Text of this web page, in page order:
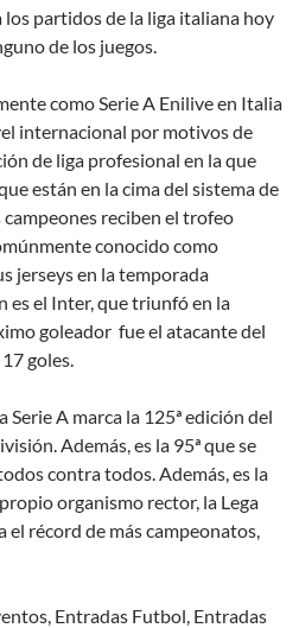
partidos de la liga italiana hoy
de los juegos.
como Serie A Enilive en Italia
internacional por motivos de
de liga profesional en la que
están en la cima del sistema de
reciben el trofeo
conocido como
jerseys en la temporada
es el Inter, que triunfó en la
goleador fue el atacante del
goles.
A marca la 125ª edición del
Además, es la 95ª que se
contra todos. Además, es la
organismo rector, la Lega
el récord de más campeonatos,
Entradas Futbol, Entradas